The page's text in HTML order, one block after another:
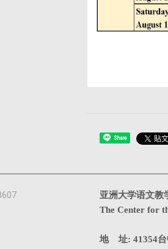
Share
亚洲大学语文教
The Center for
地 址: 41354台